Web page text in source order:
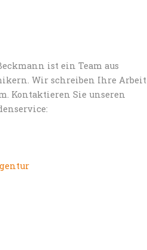
ist ein Team aus
Wir schreiben Ihre Arbeit
Kontaktieren Sie unseren